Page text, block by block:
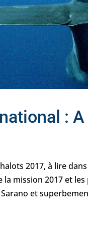
:
2017, à lire
mission 2017 et
et